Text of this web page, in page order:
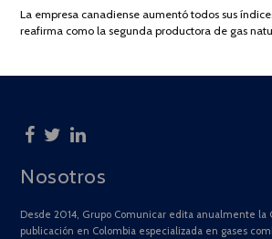
2025
La empresa canadiense aumentó todos sus
reafirma como la segunda productora de gas
Nosotros
Desde 2014, Grupo Comunicar edita anualmente la
publicación en Colombia especializada en gases